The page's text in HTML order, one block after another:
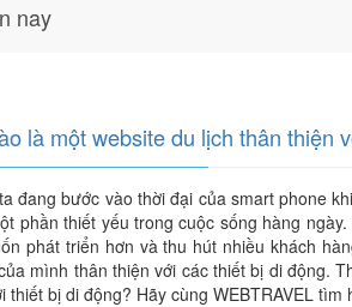
nay
là một website du lịch thân thiện
đang bước vào thời đại của smart phone
phần thiết yếu trong cuộc sống hàng
phát triển hơn và thu hút nhiều khách
mình thân thiện với các thiết bị di động.
thiết bị di động? Hãy cùng WEBTRAVEL tìm